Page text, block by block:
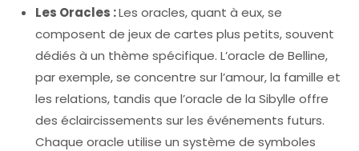
Les Oracles :Les oracles, quant à eux, se
composent de jeux de cartes plus petits, souvent
dédiés à un thème spécifique. L’oracle de Belline,
par exemple, se concentre sur l’amour, la famille et
les relations, tandis que l’oracle de la Sibylle offre
des éclaircissements sur les événements futurs.
Chaque oracle utilise un système de symboles